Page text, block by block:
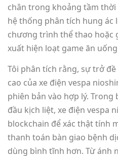
chân trong khoảng tầm thời
hệ thống phân tích hung ác
chương trình thể thao hoặc
xuất hiện loạt game ăn
Tôi phân tích rằng, sự trở
cao của xe điện vespa
phiên bản vào hợp lý.
đầu kịch liệt, xe điện vespa
blockchain để xác thật tính
thanh toán bàn giao bệnh
dùng bình tĩnh hơn. Từ ánh